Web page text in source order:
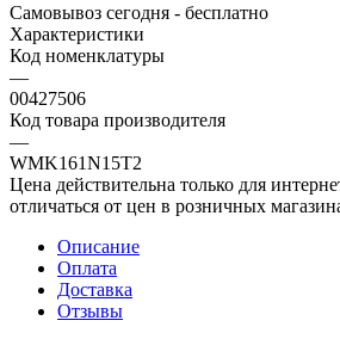
Самовывоз сегодня - бесплатно
Характеристики
Код номенклатуры
—
00427506
Код товара производителя
—
WMK161N15T2
Цена действительна только для
отличаться от цен в розничных
Описание
Оплата
Доставка
Отзывы